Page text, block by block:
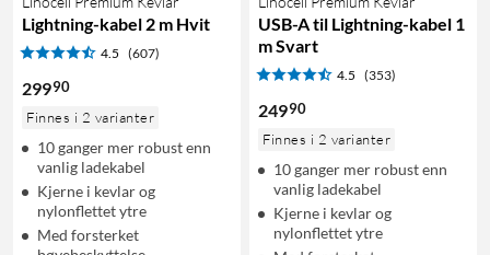
Lightning-kabel 2 m Hvit
4.5 (607)
29990
Finnes i 2 varianter
10 ganger mer robust enn
vanlig ladekabel
Kjerne i kevlar og
nylonflettet ytre
Med forsterket
USB-A til Lightning-kabel 1
m Svart
4.5 (353)
24990
Finnes i 2 varianter
10 ganger mer robust enn
vanlig ladekabel
Kjerne i kevlar og
nylonflettet ytre